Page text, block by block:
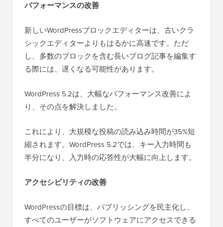
パフォーマンスの改善
新しいWordPressブロックエディターは、古いクラ
シックエディターよりもはるかに高速です。ただ
し、多数のブロックを含む長いブログ記事を編集す
る際には、遅くなる可能性があります。
WordPress 5.2は、大幅なパフォーマンス改善によ
り、その点を解決しました。
これにより、大規模な投稿の読み込み時間が35%短
縮されます。WordPress 5.2では、キー入力時間も
半分になり、入力時の応答性が大幅に向上します。
アクセシビリティの改善
WordPressの目標は、パブリッシングを民主化し、
すべてのユーザーがソフトウェアにアクセスできる